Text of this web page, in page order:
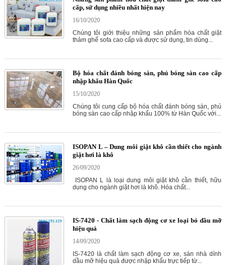
cấp, sử dụng nhiều nhất hiện nay
16/10/2020
Chúng tôi giới thiệu những sản phẩm hóa chất giặt
thảm ghế sofa cao cấp và được sử dụng, tin dùng...
Bộ hóa chất đánh bóng sàn, phủ bóng sàn cao cấp
nhập khẩu Hàn Quốc
15/10/2020
Chúng tôi cung cấp bộ hóa chất đánh bóng sàn, phủ
bóng sàn cao cấp nhập khẩu 100% từ Hàn Quốc với...
ISOPAN L – Dung môi giặt khô cần thiết cho ngành
giặt hơi là khô
26/09/2020
ISOPAN L là loại dung môi giặt khô cần thiết, hữu
dụng cho ngành giặt hơi là khô. Hóa chất...
IS-7420 - Chất làm sạch động cơ xe loại bỏ dầu mỡ
hiệu quả
14/09/2020
IS-7420 là chất làm sạch động cơ xe, sàn nhà dính
dầu mỡ hiệu quả được nhập khẩu trực tiếp từ...